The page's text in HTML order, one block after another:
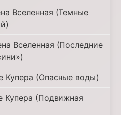
Вселенная (Темные
Вселенная (Последние
Купера (Опасные воды)
Купера (Подвижная